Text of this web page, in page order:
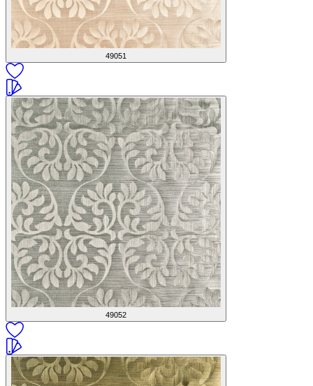
49051
49052